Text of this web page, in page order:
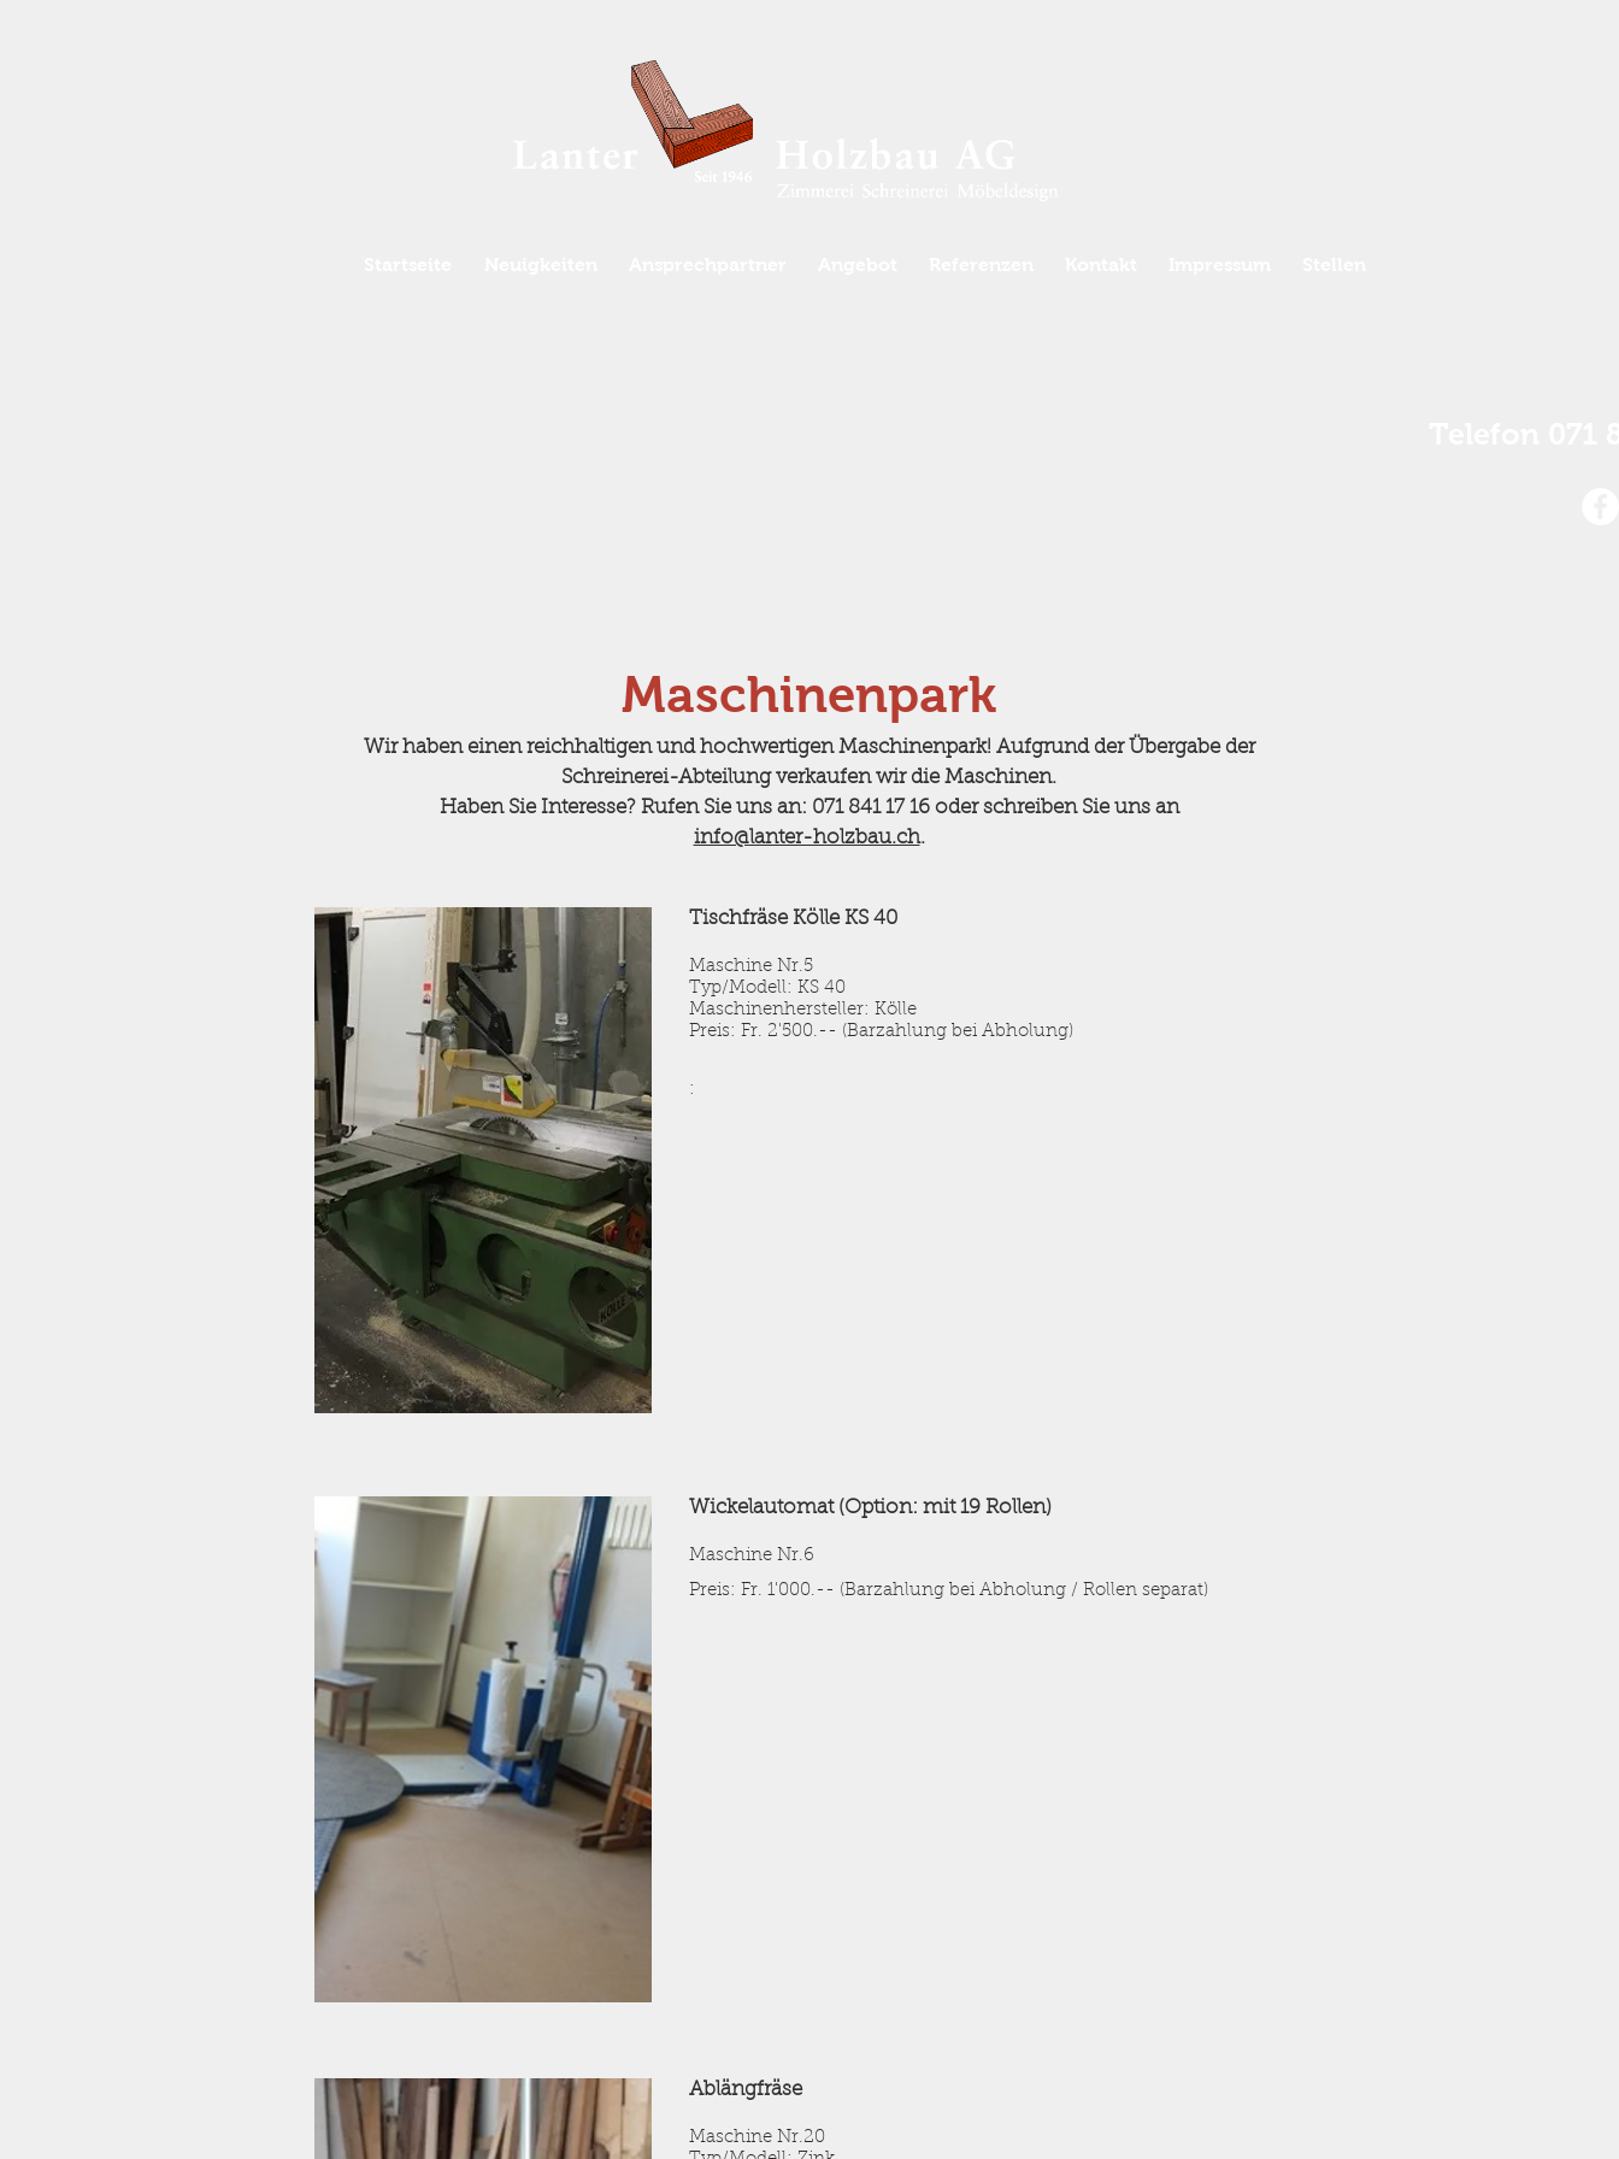
Maschinenpark
Wir haben einen reichhaltigen und hochwertigen Maschinenpark! Aufgrund der Übergabe der
Schreinerei-Abteilung verkaufen wir die Maschinen.
Haben Sie Interesse? Rufen Sie uns an: 071 841 17 16 oder schreiben Sie uns an
info@lanter-holzbau.ch.
Tischfräse Kölle KS 40
Maschine Nr.5
Typ/Modell: KS 40
Maschinenhersteller: Kölle
Preis: Fr. 2'500.-- (Barzahlung bei Abholung)
:
Wickelautomat (Option: mit 19 Rollen)
Maschine Nr.6
Preis: Fr. 1'000.-- (Barzahlung bei Abholung / Rollen separat)
Ablängfräse
Maschine Nr.20